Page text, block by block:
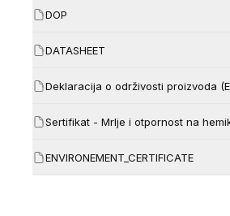
DOP
DATASHEET
Deklaracija o održivosti proizvoda
Sertifikat - Mrlje i otpornost na
ENVIRONEMENT_CERTIFICATE